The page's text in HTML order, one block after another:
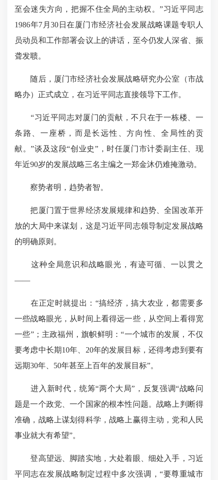
至会迷失方向，把握不住全局的主动权。”习近平同志
1986年7月30日在厦门市经济社会发展战略课题专职人
员动员和工作部署会议上的讲话，至今仍发人深省、振
聋发聩。
随后，厦门市经济社会发展战略研究办公室（市战
略办）正式成立，在习近平同志直接领导下工作。
“习近平同志对厦门的贡献，不只在于一栋楼、一
条路、一座桥，而是长远性、方向性、全局性的贡
献。”谈及这段“创业史”，时任厦门市计委副主任、现
年近90岁的发展战略三名主编之一郑金沐仍难掩激动。
察势者明，趋势者智。
把厦门置于世界经济发展规律和趋势、全国改革开
放的大局中来谋划，这是习近平同志领导制定发展战略
的明确原则。
这种全局意识和战略眼光，有迹可循、一以贯之
——
在正定时就提出：“搞经济，搞大农业，都需要多
一些战略眼光，从时间上看得远一些，从空间上看得宽
一些”；主政福州，旗帜鲜明：“一个城市的发展，不仅
要考虑中长期10年、20年的发展目标，还得考虑到要有
远期30年、50年甚至上百年的发展目标”。
进入新时代，统筹“两个大局”，反复强调“战略问
题是一个政党、一个国家的根本性问题。战略上判断得
准确，战略上谋划得科学，战略上赢得主动，党和人民
事业就大有希望”。
登高望远、脚踏实地，大处着眼、细处入手，习近
平同志在发展战略制定过程中多次强调，“要尊重城市